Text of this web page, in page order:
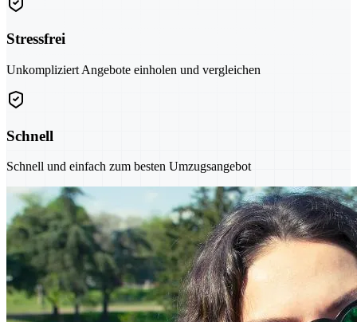
Stressfrei
Unkompliziert Angebote einholen und vergleichen
Schnell
Schnell und einfach zum besten Umzugsangebot